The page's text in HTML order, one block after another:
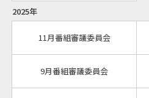
2025年
11月番組審議委員会
9月番組審議委員会